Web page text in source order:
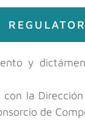
y
con la
de